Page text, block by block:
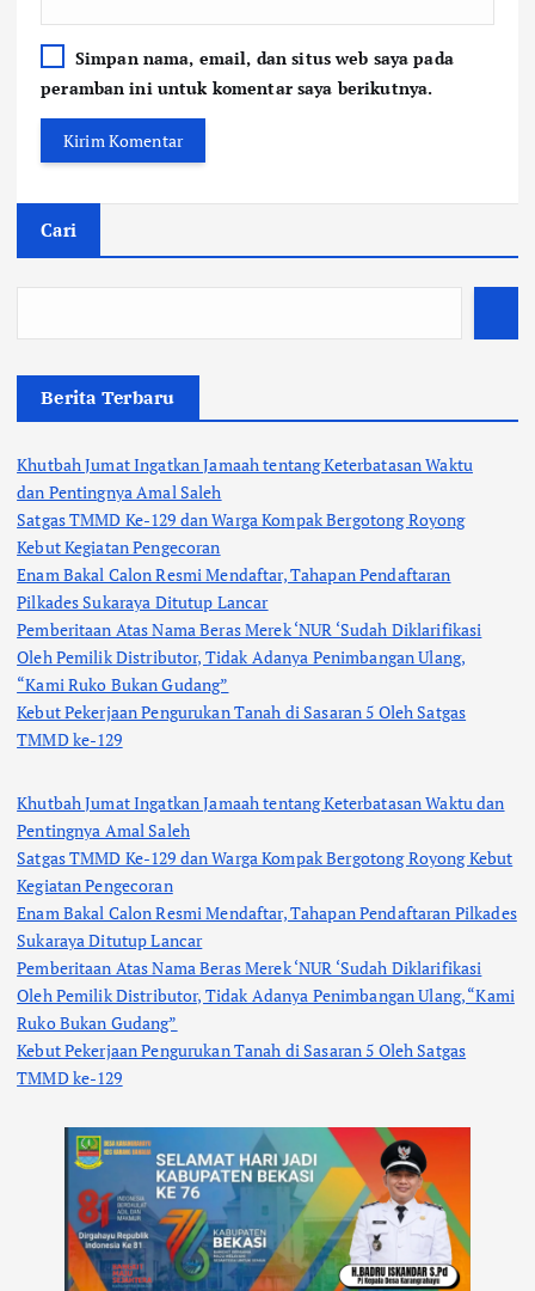
Simpan nama, email, dan situs web saya pada
peramban ini untuk komentar saya berikutnya.
Cari
Berita Terbaru
Khutbah Jumat Ingatkan Jamaah tentang Keterbatasan Waktu
dan Pentingnya Amal Saleh
Satgas TMMD Ke-129 dan Warga Kompak Bergotong Royong
Kebut Kegiatan Pengecoran
Enam Bakal Calon Resmi Mendaftar, Tahapan Pendaftaran
Pilkades Sukaraya Ditutup Lancar
Pemberitaan Atas Nama Beras Merek ‘NUR ‘Sudah Diklarifikasi
Oleh Pemilik Distributor, Tidak Adanya Penimbangan Ulang,
“Kami Ruko Bukan Gudang”
Kebut Pekerjaan Pengurukan Tanah di Sasaran 5 Oleh Satgas
TMMD ke-129
Khutbah Jumat Ingatkan Jamaah tentang Keterbatasan Waktu dan
Pentingnya Amal Saleh
Satgas TMMD Ke-129 dan Warga Kompak Bergotong Royong Kebut
Kegiatan Pengecoran
Enam Bakal Calon Resmi Mendaftar, Tahapan Pendaftaran Pilkades
Sukaraya Ditutup Lancar
Pemberitaan Atas Nama Beras Merek ‘NUR ‘Sudah Diklarifikasi
Oleh Pemilik Distributor, Tidak Adanya Penimbangan Ulang, “Kami
Ruko Bukan Gudang”
Kebut Pekerjaan Pengurukan Tanah di Sasaran 5 Oleh Satgas
TMMD ke-129